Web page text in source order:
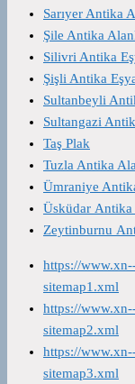
Sarıyer Antika
Şile Antika
Silivri Antika
Şişli Antika
Sultanbeyli
Sultangazi
Taş Plak
Tuzla Antika
Ümraniye
Üsküdar Antika
Zeytinburnu
https://
sitemap1.xml
https://
sitemap2.xml
https://
sitemap3.xml